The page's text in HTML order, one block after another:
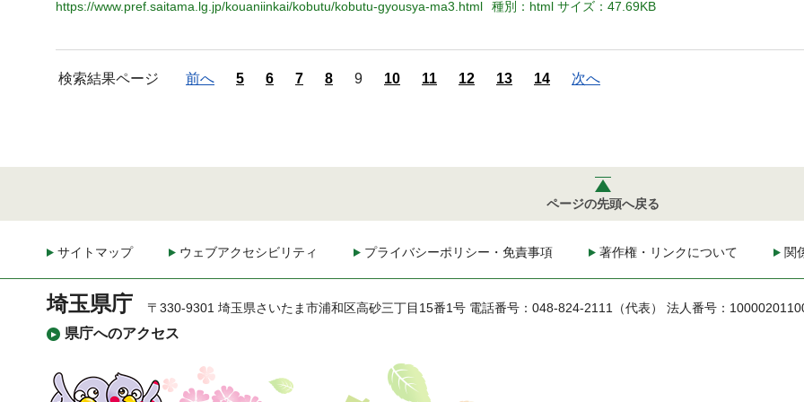
https://www.pref.saitama.lg.jp/kouaniinkai/kobutu/kobutu-gyousya-ma3.html
種別：html サイズ：47.69KB
検索結果ページ 前へ 5 6 7 8 9 10 11 12 13 14 次へ
ページの先頭へ戻る
サイトマップ ウェブアクセシビリティ プライバシーポリシー・免責事項 著作権・リンクについて 関
埼玉県庁
県庁へのアクセス
〒330-9301 埼玉県さいたま市浦和区高砂三丁目15番1号 電話番号：048-824-2111（代表） 法人番号：